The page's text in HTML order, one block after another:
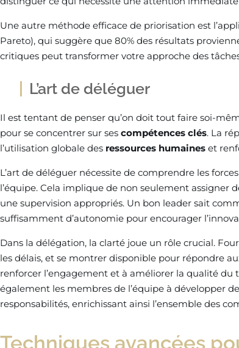
Une autre méthode efficace de priorisation est
Pareto), qui suggère que 80% des résultats
critiques peut transformer votre approche des
L’art de déléguer
Il est tentant de penser qu’on doit tout faire soi-
pour se concentrer sur ses compétences clés. La
l’utilisation globale des ressources humaines et
L’art de déléguer nécessite de comprendre les
l’équipe. Cela implique de non seulement assigner
une supervision appropriés. Un bon leader sait
suffisamment d’autonomie pour encourager
Dans la délégation, la clarté joue un rôle crucial.
les délais, et se montrer disponible pour répondre
renforcer l’engagement et à améliorer la qualité
également les membres de l’équipe à développer
responsabilités, enrichissant ainsi l’ensemble des
Techniques avancées